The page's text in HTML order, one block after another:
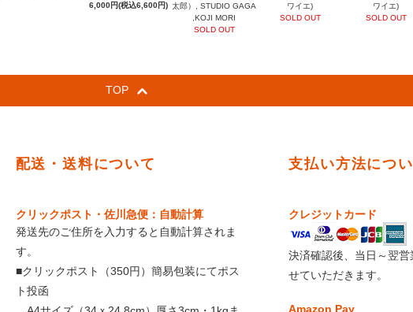
6,000円(税込6,600円) 太郎）, STUDIO GAGA
,KOJI MORI
SOLD OUT
ワイエ)
SOLD OUT
ワイエ)
SOLD OUT
TOP
配送・送料について
クリックポスト・佐川急便：自動計算
発送先のご住所を入力すると自動計算されま
す。
■クリックポスト（350円）簡易包装にてポス
ト投函
支払い方法につ
クレジットカード
決済確認後、当日～翌営
せていただきます。
Amazon Pay